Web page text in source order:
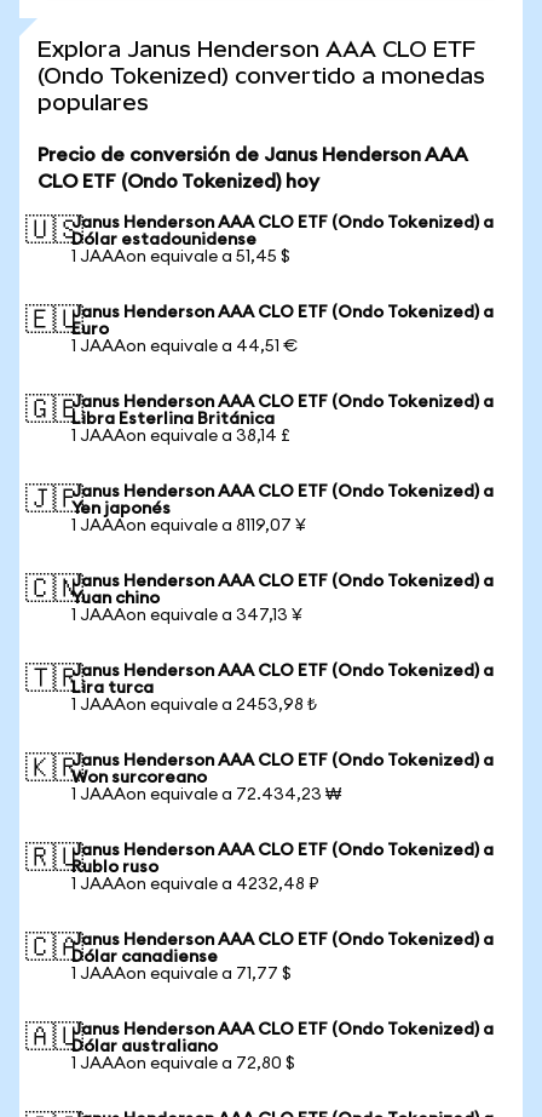
Explora Janus Henderson AAA CLO ETF
(Ondo Tokenized) convertido a monedas
populares
Precio de conversión de Janus Henderson AAA
CLO ETF (Ondo Tokenized) hoy
🇺🇸Janus Henderson AAA CLO ETF (Ondo Tokenized) a
Dólar estadounidense
1 JAAAon equivale a 51,45 $
🇪🇺Janus Henderson AAA CLO ETF (Ondo Tokenized) a
Euro
1 JAAAon equivale a 44,51 €
🇬🇧Janus Henderson AAA CLO ETF (Ondo Tokenized) a
Libra Esterlina Británica
1 JAAAon equivale a 38,14 £
🇯🇵Janus Henderson AAA CLO ETF (Ondo Tokenized) a
Yen japonés
1 JAAAon equivale a 8119,07 ¥
🇨🇳Janus Henderson AAA CLO ETF (Ondo Tokenized) a
Yuan chino
1 JAAAon equivale a 347,13 ¥
🇹🇷Janus Henderson AAA CLO ETF (Ondo Tokenized) a
Lira turca
1 JAAAon equivale a 2453,98 ₺
🇰🇷Janus Henderson AAA CLO ETF (Ondo Tokenized) a
Won surcoreano
1 JAAAon equivale a 72.434,23 ₩
🇷🇺Janus Henderson AAA CLO ETF (Ondo Tokenized) a
Rublo ruso
1 JAAAon equivale a 4232,48 ₽
🇨🇦Janus Henderson AAA CLO ETF (Ondo Tokenized) a
Dólar canadiense
1 JAAAon equivale a 71,77 $
🇦🇺Janus Henderson AAA CLO ETF (Ondo Tokenized) a
Dólar australiano
1 JAAAon equivale a 72,80 $